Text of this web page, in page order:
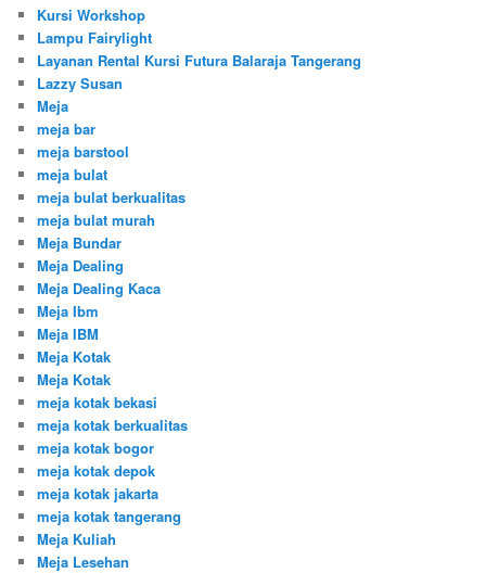
Kursi Workshop
Lampu Fairylight
Layanan Rental Kursi Futura Balaraja Tangerang
Lazzy Susan
Meja
meja bar
meja barstool
meja bulat
meja bulat berkualitas
meja bulat murah
Meja Bundar
Meja Dealing
Meja Dealing Kaca
Meja Ibm
Meja IBM
Meja Kotak
Meja Kotak
meja kotak bekasi
meja kotak berkualitas
meja kotak bogor
meja kotak depok
meja kotak jakarta
meja kotak tangerang
Meja Kuliah
Meja Lesehan